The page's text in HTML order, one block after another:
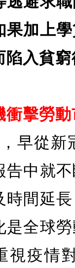
果加上
陷入貧
衝擊勞
早從新
告中就
時間延
是全球
視疫情